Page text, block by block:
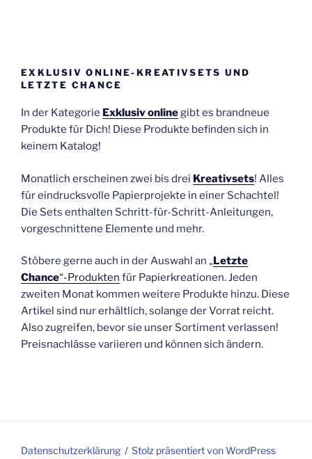
EXKLUSIV ONLINE-KREATIVSETS UND
LETZTE CHANCE
In der Kategorie Exklusiv onlinegibt es brandneue
Produkte für Dich! Diese Produkte befinden sich in
keinem Katalog!
Monatlich erscheinen zwei bis drei Kreativsets! Alles
für eindrucksvolle Papierprojekte in einer Schachtel!
Die Sets enthalten Schritt-für-Schritt-Anleitungen,
vorgeschnittene Elemente und mehr.
Stöbere gerne auch in der Auswahl an „Letzte
Chance“-Produkten für Papierkreationen. Jeden
zweiten Monat kommen weitere Produkte hinzu. Diese
Artikel sind nur erhältlich, solange der Vorrat reicht.
Also zugreifen, bevor sie unser Sortiment verlassen!
Preisnachlässe variieren und können sich ändern.
Datenschutzerklärung Stolz präsentiert von WordPress